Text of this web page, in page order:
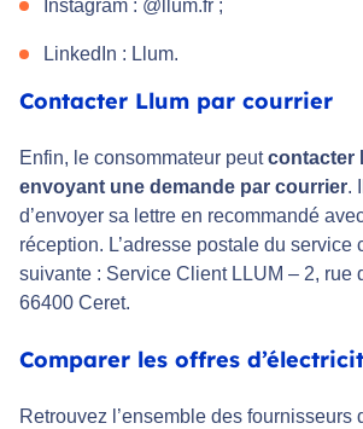
Instagram : @llum.fr ;
LinkedIn : Llum.
Contacter Llum par courrier
Enfin, le consommateur peutcontacter
envoyant une demande par courrier.
d’envoyer sa lettre en recommandé
réception. L’adresse postale du service
suivante : Service Client LLUM – 2, rue
66400 Ceret.
Comparer les offres
Retrouvez l’ensemble des fournisseurs